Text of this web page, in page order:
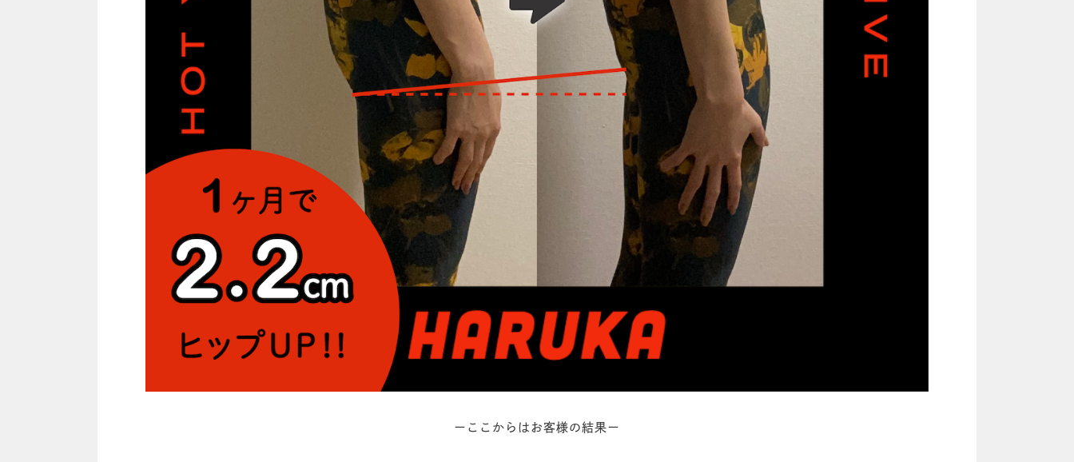
ーここからはお客様の結果ー